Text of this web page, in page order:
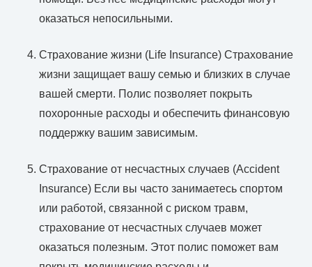
оказаться непосильными.
Страхование жизни (Life Insurance) Страхование
жизни защищает вашу семью и близких в случае
вашей смерти. Полис позволяет покрыть
похоронные расходы и обеспечить финансовую
поддержку вашим зависимым.
Страхование от несчастных случаев (Accident
Insurance) Если вы часто занимаетесь спортом
или работой, связанной с риском травм,
страхование от несчастных случаев может
оказаться полезным. Этот полис поможет вам